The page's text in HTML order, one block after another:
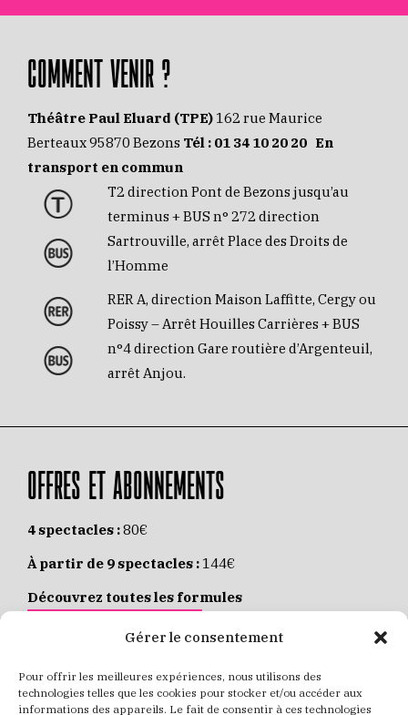
Gérer le consentement
Pour offrir les meilleures expériences, nous utilisons des
technologies telles que les cookies pour stocker et/ou accéder aux
informations des appareils. Le fait de consentir à ces technologies
COMMENT VENIR ?
Théâtre Paul Eluard (TPE) 162 rue Maurice
Berteaux 95870 Bezons Tél : 01 34 10 20 20 En
transport en commun
T2 direction Pont de Bezons jusqu’au
terminus + BUS n° 272 direction
Sartrouville, arrêt Place des Droits de
l’Homme
RER A, direction Maison Laffitte, Cergy ou
Poissy – Arrêt Houilles Carrières + BUS
n°4 direction Gare routière d’Argenteuil,
arrêt Anjou.
OFFRES ET ABONNEMENTS
4 spectacles :80€
À partir de 9 spectacles : 144€
Découvrez toutes les formules
JE M’ABONNE EN LIGNE
Places individuelles :de 8 à 35€